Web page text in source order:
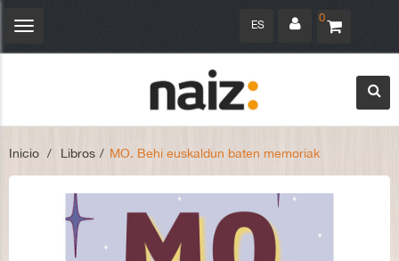
0
ES
Navegación
Inicio > Libros > MO. Behi euskaldun baten memoriak